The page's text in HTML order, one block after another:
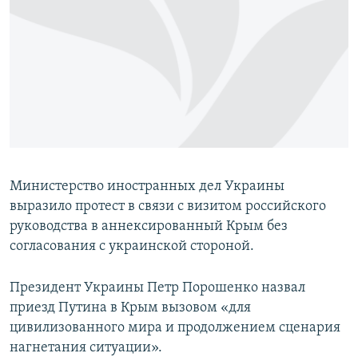
Министерство иностранных дел Украины
выразило протест в связи с визитом российского
руководства в аннексированный Крым без
согласования с украинской стороной.
Президент Украины Петр Порошенко назвал
приезд Путина в Крым вызовом «для
цивилизованного мира и продолжением сценария
нагнетания ситуации».